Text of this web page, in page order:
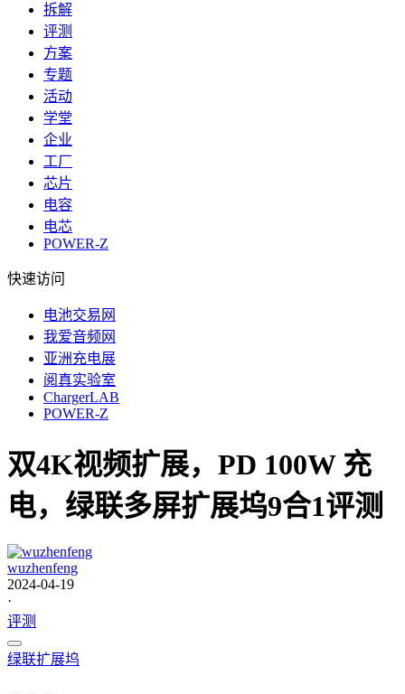
拆解
评测
方案
专题
活动
学堂
企业
工厂
芯片
电容
电芯
POWER-Z
快速访问
电池交易网
我爱音频网
亚洲充电展
阅真实验室
ChargerLAB
POWER-Z
双4K视频扩展，PD 100W 充
电，绿联多屏扩展坞9合1评测
wuzhenfeng
2024-04-19
·
评测
绿联扩展坞